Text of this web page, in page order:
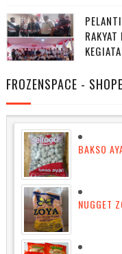
FROZENSPACE -
BAKSO
NUGGET